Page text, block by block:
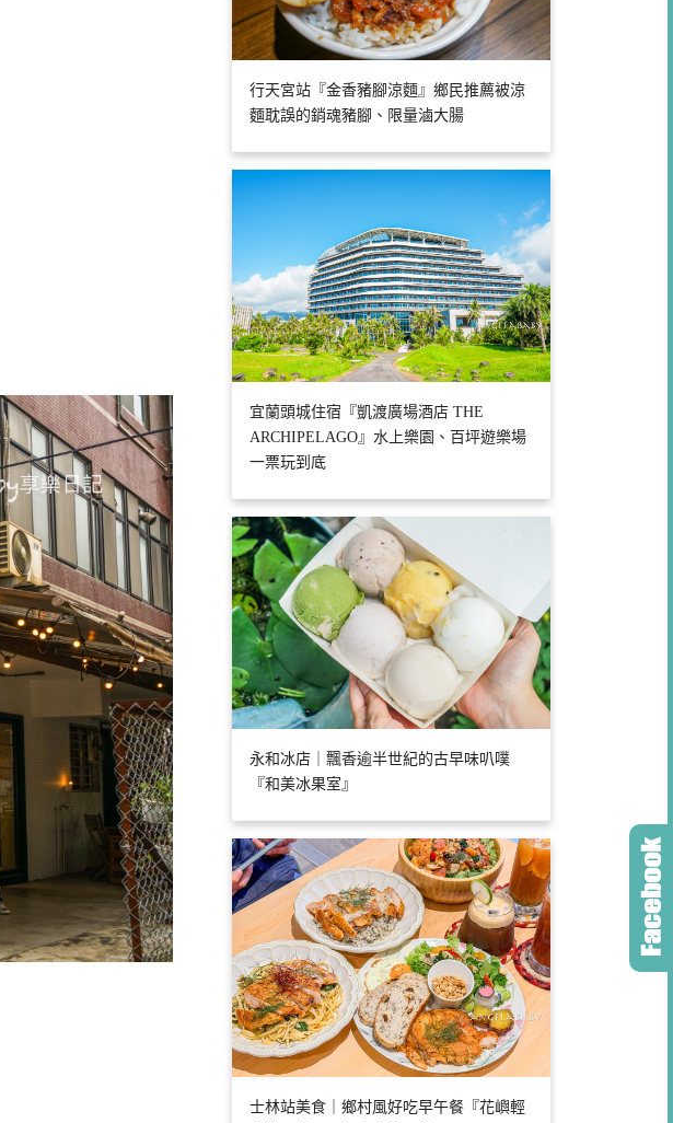
行天宮站『金香豬腳涼麵』鄉民推薦被涼
麵耽誤的銷魂豬腳、限量滷大腸
宜蘭頭城住宿『凱渡廣場酒店 THE
ARCHIPELAGO』水上樂園、百坪遊樂場
一票玩到底
永和冰店｜飄香逾半世紀的古早味叭噗
『和美冰果室』
士林站美食｜鄉村風好吃早午餐『花嶼輕